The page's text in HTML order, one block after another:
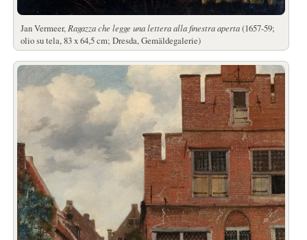
Jan Vermeer, Ragazza che legge una lettera alla finestra aperta(1657-59;
olio su tela, 83 x 64,5 cm; Dresda, Gemäldegalerie)